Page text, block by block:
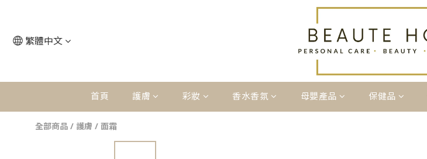
繁體中文
首頁 護膚 彩妝 香水香氛 母嬰產品 保健品
全部商品 / 護膚 / 面霜